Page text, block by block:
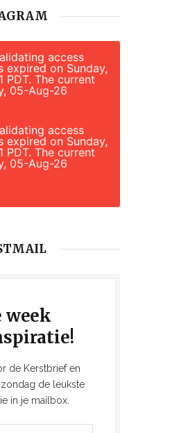
access
expired on Sunday,
PDT. The current
05-Aug-26
access
expired on Sunday,
PDT. The current
05-Aug-26
week
de Kerstbrief en
de leukste
in je mailbox.